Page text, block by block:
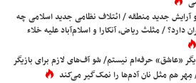
آرایش جدید منطقه / ائتلاف نظامی جدید اسلامی چه
دارد؟ / مثلث ریاض، آنکارا و اسلام‌آباد علیه خلاء
«عاشق» حرفه‌ام نیستم/ شو آف‌های لازم برای بازیگر
مِهر هم مثل نان آدم‌ها را نمک‌گیر می‌کند